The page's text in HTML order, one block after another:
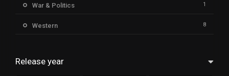
War & Politics 1
Western 8
Release year